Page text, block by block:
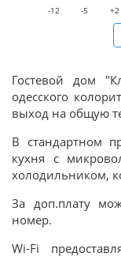
-12 -5 +2
Гостевой дом
одесского
выход на общую
В стандартном
кухня с
холодильником,
За доп.плату
номер.
Wi-Fi